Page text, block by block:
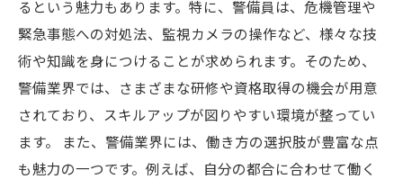
るという魅力もあります。特に、警備員は、危機管理や
緊急事態への対処法、監視カメラの操作など、様々な技
術や知識を身につけることが求められます。そのため、
警備業界では、さまざまな研修や資格取得の機会が用意
されており、スキルアップが図りやすい環境が整ってい
ます。 また、警備業界には、働き方の選択肢が豊富な点
も魅力の一つです。例えば、自分の都合に合わせて働く